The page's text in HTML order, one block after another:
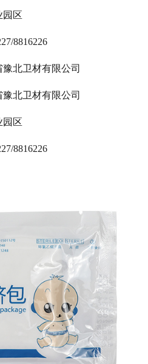
园区
8816226
豫北卫材有限公司
豫北卫材有限公司
园区
8816226